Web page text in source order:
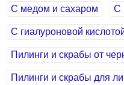
С медом и сахаром С
С гиалуроновой
Пилинги и скрабы от
Пилинги и скрабы для